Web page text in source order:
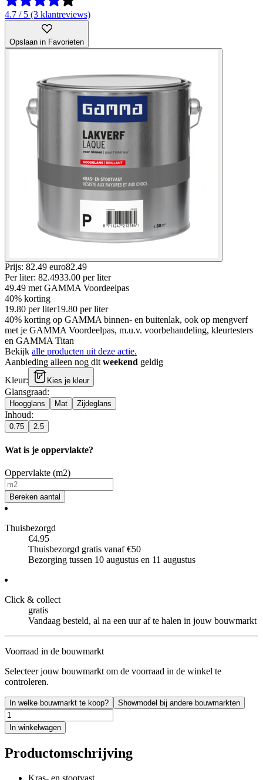
4.7 / 5 (3 klantreviews)
Opslaan in Favorieten
Prijs: 82.49 euro82.49
Per liter: 82.4933.00 per liter
49.49 met GAMMA Voordeelpas
40% korting
19.80 per liter19.80 per liter
40% korting op GAMMA binnen- en buitenlak, ook op mengverf
met je GAMMA Voordeelpas, m.u.v. voorbehandeling, kleurtesters
en GAMMA Titan
Bekijk alle producten uit deze actie.
Aanbieding alleen nog dit weekend geldig
Kleur: Kies je kleur
Glansgraad:
Hoogglans Mat Zijdeglans
Inhoud:
0.75 2.5
Wat is je oppervlakte?
Oppervlakte (m2)
Bereken aantal
Thuisbezorgd
€4.95
Thuisbezorgd gratis vanaf €50
Bezorging tussen 10 augustus en 11 augustus
Click & collect
gratis
Vandaag besteld, al na een uur af te halen in jouw bouwmarkt
Voorraad in de bouwmarkt
Selecteer jouw bouwmarkt om de voorraad in de winkel te
controleren.
In welke bouwmarkt te koop? Showmodel bij andere bouwmarkten
In winkelwagen
Productomschrijving